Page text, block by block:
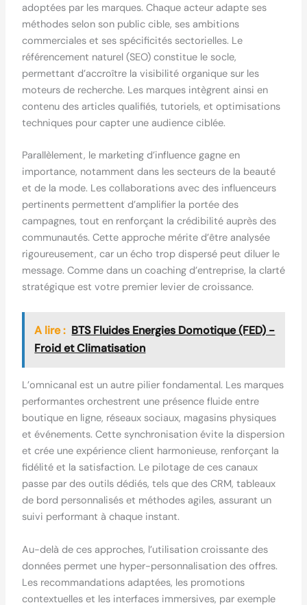
adoptées par les marques. Chaque acteur adapte ses
méthodes selon son public cible, ses ambitions
commerciales et ses spécificités sectorielles. Le
référencement naturel (SEO) constitue le socle,
permettant d’accroître la visibilité organique sur les
moteurs de recherche. Les marques intègrent ainsi en
contenu des articles qualifiés, tutoriels, et optimisations
techniques pour capter une audience ciblée.
Parallèlement, le marketing d’influence gagne en
importance, notamment dans les secteurs de la beauté
et de la mode. Les collaborations avec des influenceurs
pertinents permettent d’amplifier la portée des
campagnes, tout en renforçant la crédibilité auprès des
communautés. Cette approche mérite d’être analysée
rigoureusement, car un écho trop dispersé peut diluer le
message. Comme dans un coaching d’entreprise, la clarté
stratégique est votre premier levier de croissance.
A lire : BTS Fluides Energies Domotique (FED) -
Froid et Climatisation
L’omnicanal est un autre pilier fondamental. Les marques
performantes orchestrent une présence fluide entre
boutique en ligne, réseaux sociaux, magasins physiques
et événements. Cette synchronisation évite la dispersion
et crée une expérience client harmonieuse, renforçant la
fidélité et la satisfaction. Le pilotage de ces canaux
passe par des outils dédiés, tels que des CRM, tableaux
de bord personnalisés et méthodes agiles, assurant un
suivi performant à chaque instant.
Au-delà de ces approches, l’utilisation croissante des
données permet une hyper-personnalisation des offres.
Les recommandations adaptées, les promotions
contextuelles et les interfaces immersives, par exemple